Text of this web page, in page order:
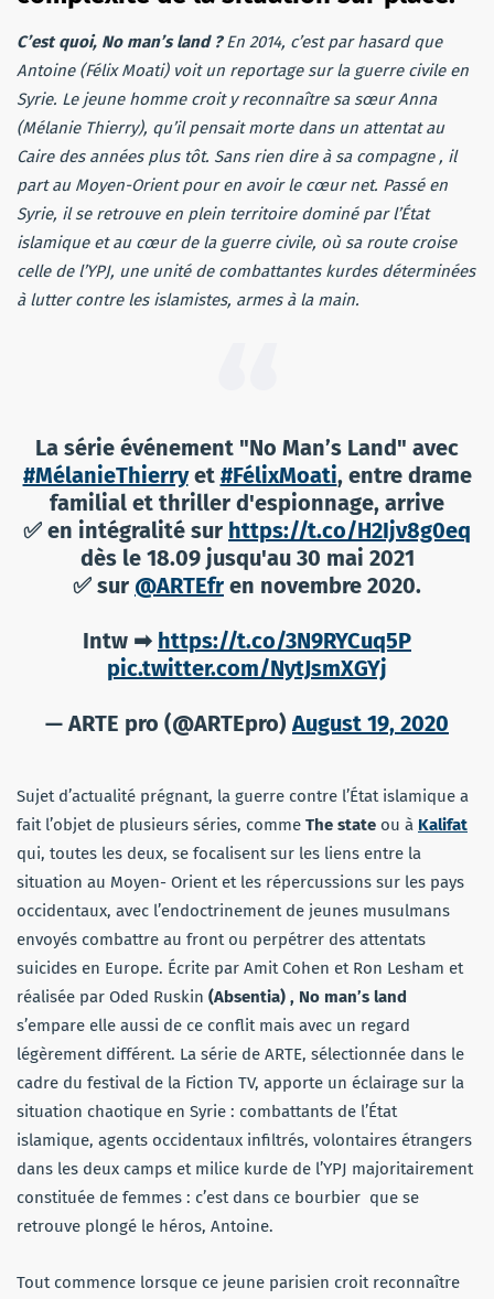
C’est quoi, No man’s land ?En 2014, c’est par hasard que
Antoine (Félix Moati) voit un reportage sur la guerre civile en
Syrie. Le jeune homme croit y reconnaître sa sœur Anna
(Mélanie Thierry), qu’il pensait morte dans un attentat au
Caire des années plus tôt. Sans rien dire à sa compagne , il
part au Moyen-Orient pour en avoir le cœur net. Passé en
Syrie, il se retrouve en plein territoire dominé par l’État
islamique et au cœur de la guerre civile, où sa route croise
celle de l’YPJ, une unité de combattantes kurdes déterminées
à lutter contre les islamistes, armes à la main.
La série événement "No Man’s Land" avec
#MélanieThierryet #FélixMoati, entre drame
familial et thriller d'espionnage, arrive
✅ en intégralité sur https://t.co/H2Ijv8g0eq
dès le 18.09 jusqu'au 30 mai 2021
✅ sur @ARTEfr en novembre 2020.
Intw ➡ https://t.co/3N9RYCuq5P
pic.twitter.com/NytJsmXGYj
— ARTE pro (@ARTEpro) August 19, 2020
Sujet d’actualité prégnant, la guerre contre l’État islamique a
fait l’objet de plusieurs séries, comme The state ou à Kalifat
qui, toutes les deux, se focalisent sur les liens entre la
situation au Moyen- Orient et les répercussions sur les pays
occidentaux, avec l’endoctrinement de jeunes musulmans
envoyés combattre au front ou perpétrer des attentats
suicides en Europe. Écrite par Amit Cohen et Ron Lesham et
réalisée par Oded Ruskin (Absentia) , No man’s land
s’empare elle aussi de ce conflit mais avec un regard
légèrement différent. La série de ARTE, sélectionnée dans le
cadre du festival de la Fiction TV, apporte un éclairage sur la
situation chaotique en Syrie : combattants de l’État
islamique, agents occidentaux infiltrés, volontaires étrangers
dans les deux camps et milice kurde de l’YPJ majoritairement
constituée de femmes : c’est dans ce bourbier que se
retrouve plongé le héros, Antoine.
Tout commence lorsque ce jeune parisien croit reconnaître